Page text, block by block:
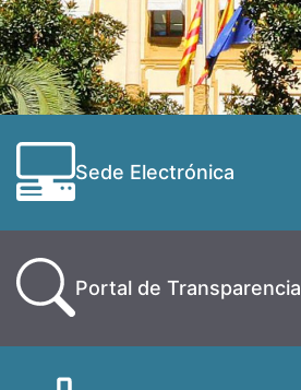
Sede Electrónica
Portal de Transparencia